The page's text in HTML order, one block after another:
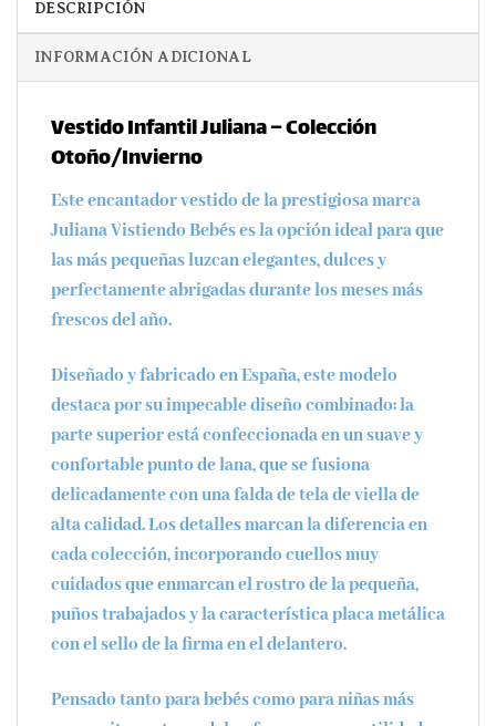
DESCRIPCIÓN
INFORMACIÓN ADICIONAL
Vestido Infantil Juliana – Colección
Otoño/Invierno
Este encantador vestido de la prestigiosa marca
Juliana Vistiendo Bebéses la opción ideal para que
las más pequeñas luzcan elegantes, dulces y
perfectamente abrigadas durante los meses más
frescos del año.
Diseñado y fabricado en España, este modelo
destaca por su impecablediseño combinado: la
parte superior está confeccionada en un suave y
confortablepunto de lana, que se fusiona
delicadamente con una falda detela de viellade
alta calidad. Los detalles marcan la diferencia en
cada colección, incorporando cuellos muy
cuidados que enmarcan el rostro de la pequeña,
puños trabajados y la característica placa metálica
con el sello de la firma en el delantero.
Pensado tanto para bebés como para niñas más